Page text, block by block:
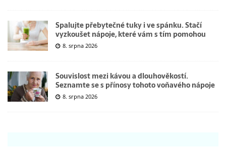
Spalujte přebytečné tuky i ve spánku. Stačí
vyzkoušet nápoje, které vám s tím pomohou
8. srpna 2026
Souvislost mezi kávou a dlouhověkostí.
Seznamte se s přínosy tohoto voňavého nápoje
8. srpna 2026